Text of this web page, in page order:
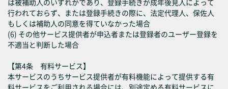
は被補助人のいずれかであり、登録手続きが成年後見人によって
行われておらず、または登録手続きの際に、法定代理人、保佐人
もしくは補助人の同意を得ていなかった場合
(6) その他サービス提供者が申込者または登録者のユーザー登録を
不適当と判断した場合
【第4条 有料サービス】
本サービスのうちサービス提供者が有料機能によって提供する有
料サービスをご利用される場合には、別途定める有料サービスに